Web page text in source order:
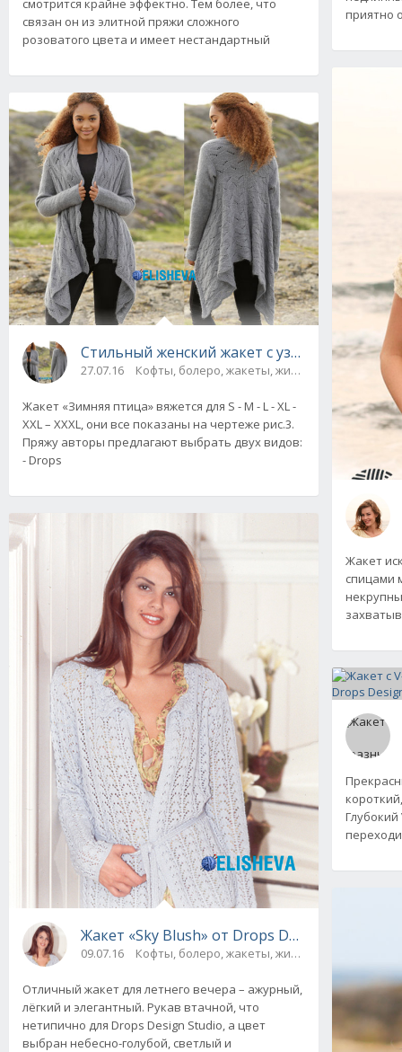
смотрится крайне эффектно. Тем более, что
связан он из элитной пряжи сложного
розоватого цвета и имеет нестандартный
Стильный женский жакет с узорами от
27.07.16 Кофты, болеро, жакеты, жилеты, пуловеры и
Жакет «Зимняя птица» вяжется для S - M - L - XL -
XXL – XXXL, они все показаны на чертеже рис.3.
Пряжу авторы предлагают выбрать двух видов:
- Drops
Жакет «Sky Blush» от Drops Design вязаный
09.07.16 Кофты, болеро, жакеты, жилеты, пуловеры и
Отличный жакет для летнего вечера – ажурный,
лёгкий и элегантный. Рукав втачной, что
нетипично для Drops Design Studio, а цвет
выбран небесно-голубой, светлый и
приятно
Жакет
спицами